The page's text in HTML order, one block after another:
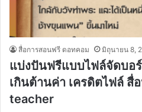
สื่อการสอนฟรี ดอทคอม มิถุนายน 8,
แบ่งปันฟรีแบบไฟล์จัดบอ
เกินต้านค่า เครดิตไฟล์ สื่
teacher